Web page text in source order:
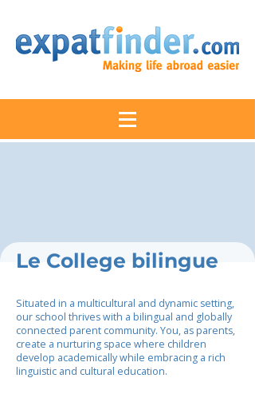
Le College bilingue
Situated in a multicultural and dynamic setting,
our school thrives with a bilingual and globally
connected parent community. You, as parents,
create a nurturing space where children
develop academically while embracing a rich
linguistic and cultural education.